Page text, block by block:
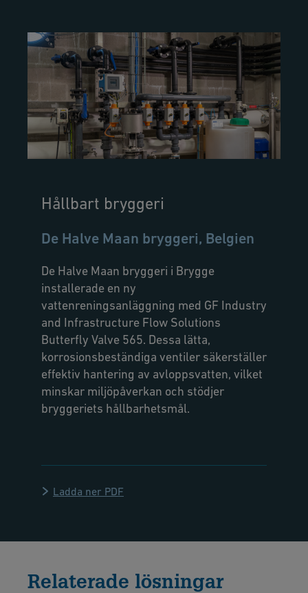
Hållbart bryggeri
De Halve Maan bryggeri, Belgien
De Halve Maan bryggeri i Brygge
installerade en ny
vattenreningsanläggning med GF Industry
and Infrastructure Flow Solutions
Butterfly Valve 565. Dessa lätta,
korrosionsbeständiga ventiler säkerställer
effektiv hantering av avloppsvatten, vilket
minskar miljöpåverkan och stödjer
bryggeriets hållbarhetsmål.
Ladda ner PDF
Relaterade lösningar